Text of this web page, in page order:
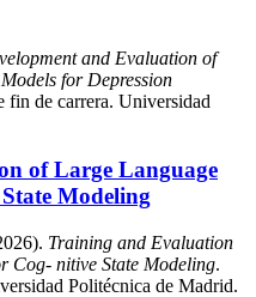
and Evaluation of
for Depression
fin de carrera. Universidad
of Large Language
Modeling
Training and Evaluation
Cog- nitive State Modeling.
Politécnica de Madrid.